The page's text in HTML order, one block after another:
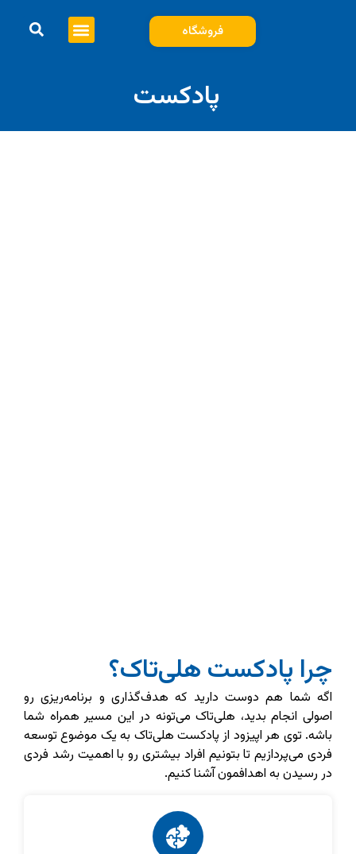
پادکست
هلی‌تاک؟
هم دوست دارید که هدف‌گذاری و برنامه‌ریزی رو
بدید، هلی‌تاک می‌تونه در این مسیر همراه شما
هر اپیزود از پادکست هلی‌تاک به یک موضوع توسعه
تا بتونیم افراد بیشتری رو با اهمیت رشد فردی
به اهدافمون آشنا کنیم.